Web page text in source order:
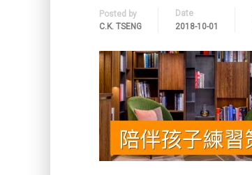
Posted by
C.K. TSENG
Date
2018-10-01